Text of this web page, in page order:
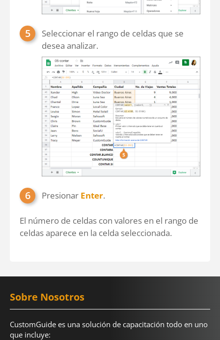
Seleccionar el rango de celdas que se
desea analizar.
Presionar Enter.
El número de celdas con valores en el rango de
celdas aparece en la celda seleccionada.
Sobre Nosotros
CustomGuide es una solución de capacitación todo en uno
que incluye: